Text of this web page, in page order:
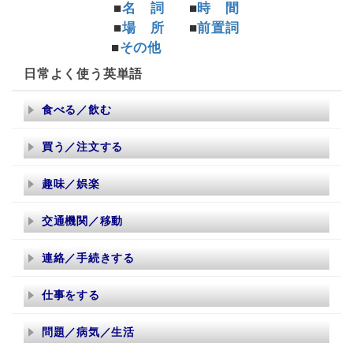
■名 詞 ■時 間
■場 所 ■前置詞
■その他
日常よく使う英単語
食べる／飲む
買う／注文する
趣味／娯楽
交通機関／移動
連絡／手続きする
仕事をする
問題／病気／生活